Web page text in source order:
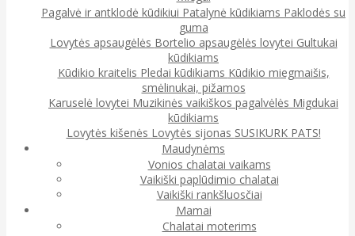
Pagalvė ir antklodė kūdikiui Patalynė kūdikiams Paklodės su
guma
Lovytės apsaugėlės Bortelio apsaugėlės lovytei Gultukai
kūdikiams
Kūdikio kraitelis Pledai kūdikiams Kūdikio miegmaišis,
smėlinukai, pižamos
Karuselė lovytei Muzikinės vaikiškos pagalvėlės Migdukai
kūdikiams
Lovytės kišenės Lovytės sijonas SUSIKURK PATS!
Maudynėms
Vonios chalatai vaikams
Vaikiški paplūdimio chalatai
Vaikiški rankšluosčiai
Mamai
Chalatai moterims